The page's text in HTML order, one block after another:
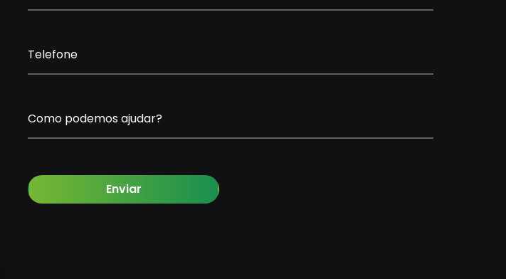
Telefone
Como podemos ajudar?
Enviar